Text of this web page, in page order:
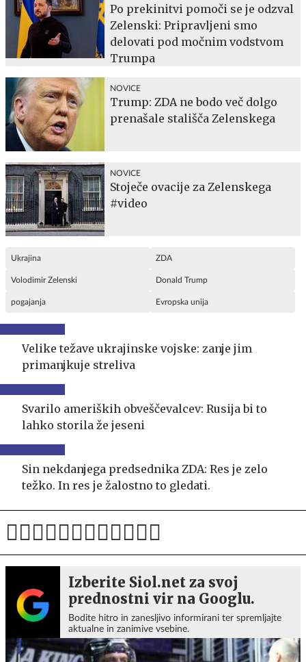
Po prekinitvi pomoči se je odzval
Zelenski: Pripravljeni smo
delovati pod močnim vodstvom
Trumpa
NOVICE
Trump: ZDA ne bodo več dolgo
prenašale stališča Zelenskega
NOVICE
Stoječe ovacije za Zelenskega
#video
Ukrajina ZDA
Volodimir Zelenski Donald Trump
pogajanja Evropska unija
Velike težave ukrajinske vojske: zanje jim
primanjkuje streliva
Svarilo ameriških obveščevalcev: Rusija bi to
lahko storila že jeseni
Sin nekdanjega predsednika ZDA: Res je zelo
težko. In res je žalostno to gledati.
Izberite Siol.net za svoj
prednostni vir na Googlu.
Bodite hitro in zanesljivo informirani ter spremljajte
aktualne in zanimive vsebine.